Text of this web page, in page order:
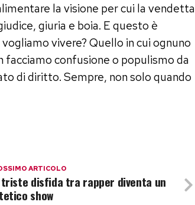
la visione per cui la vendetta
giuria e boia. E questo è
vivere? Quello in cui ognuno
facciamo confusione o populismo da
di diritto. Sempre, non solo quando
ARTICOLO
triste disfida tra rapper diventa un
show